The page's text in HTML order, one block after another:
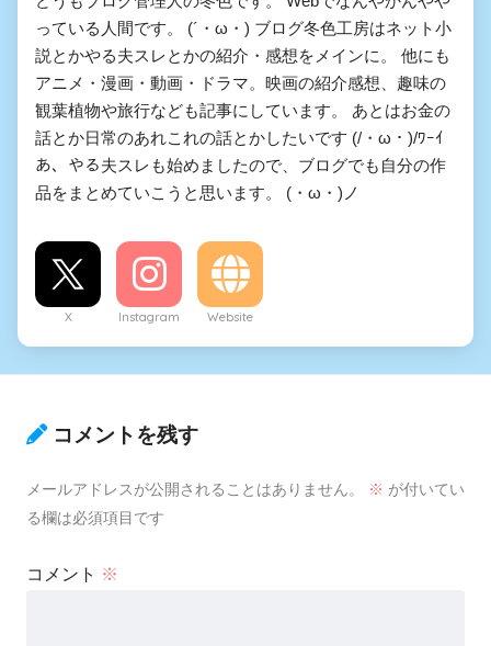
っている人間です。 (´・ω・) ブログ冬色工房はネット小
説とかやる夫スレとかの紹介・感想をメインに。 他にも
アニメ・漫画・動画・ドラマ。映画の紹介感想、趣味の
観葉植物や旅行なども記事にしています。 あとはお金の
話とか日常のあれこれの話とかしたいです (/・ω・)/ﾜｰｲ
あ、やる夫スレも始めましたので、ブログでも自分の作
品をまとめていこうと思います。 (・ω・)ノ
X Instagram Website
コメントを残す
メールアドレスが公開されることはありません。 ※ が付いてい
る欄は必須項目です
コメント ※